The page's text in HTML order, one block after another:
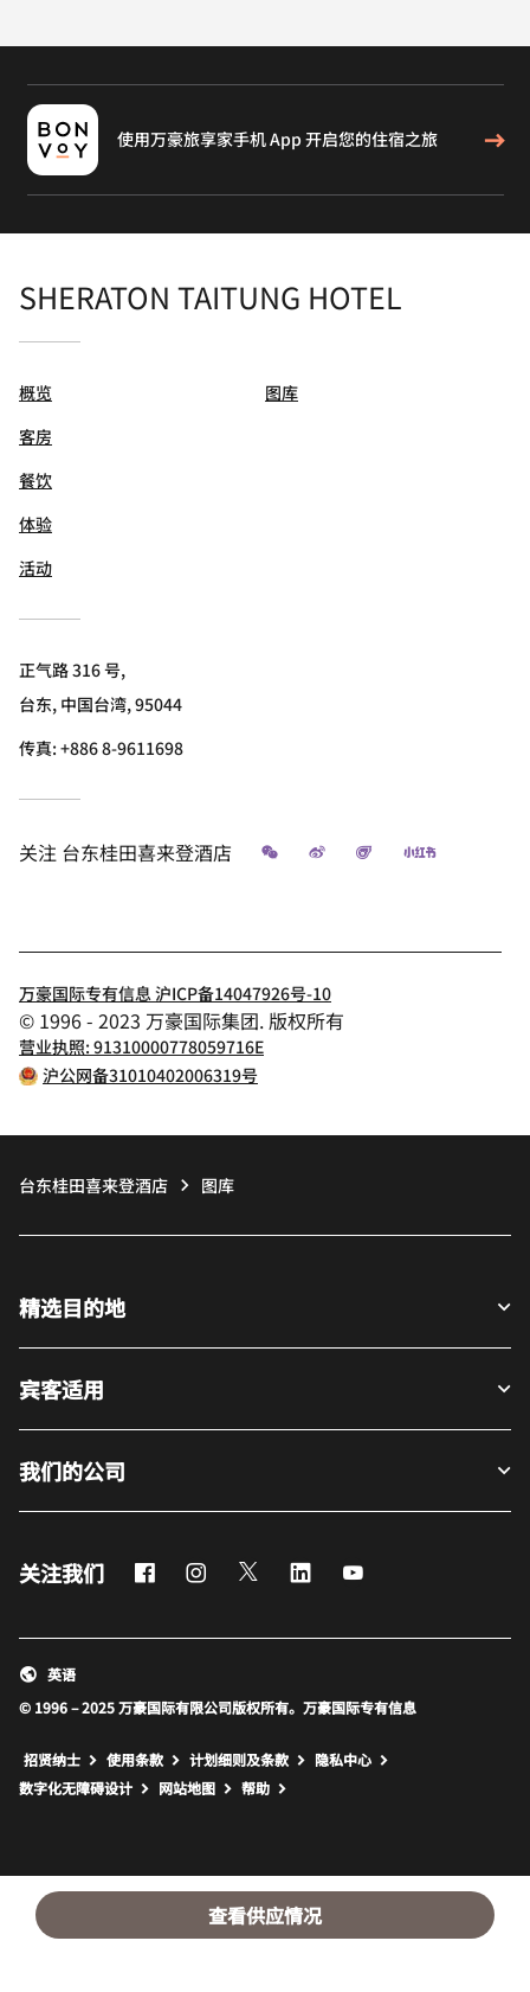
查看供应情况
使用万豪旅享家手机 App 开启您的住宿之旅
SHERATON TAITUNG HOTEL
概览
客房
餐饮
体验
活动
图库
正气路 316 号,
台东, 中国台湾, 95044
传真:+886 8-9611698
关注 台东桂田喜来登酒店 微信 微博 飞猪 小红书
万豪国际专有信息 沪ICP备14047926号-10
© 1996 - 2023 万豪国际集团. 版权所有
营业执照: 91310000778059716E
沪公网备31010402006319号
台东桂田喜来登酒店 图库
精选目的地
宾客适用
我们的公司
关注我们 FacebookInstagram
Twitter LinkedIn
© 1996 – 2025 万豪国际有限公司版权所有。万豪国际专有信息
英语
招贤纳士 使用条款 计划细则及条款
隐私中心
数字化无障碍设计
网站地图 打开新窗口
帮助